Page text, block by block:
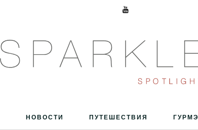
НОВОСТИ ПУТЕШЕСТВИЯ ГУРМЭ